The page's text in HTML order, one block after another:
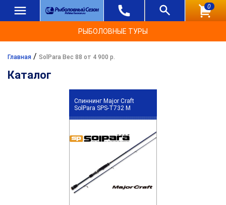
0
РЫБОЛОВНЫЕ ТУРЫ
Главная / SolPara Вес 88 от 4 900 р.
Каталог
Спиннинг Major Craft
SolPara SPS-T732 M